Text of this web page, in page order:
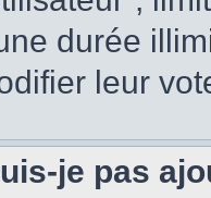
durée
leur
je pas